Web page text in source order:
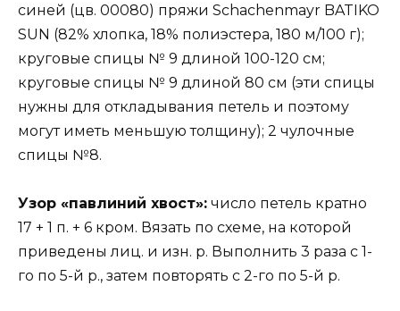
синей (цв. 00080) пряжи Schachenmayr BATIKO
SUN (82% хлопка, 18% полиэстера, 180 м/100 г);
круговые спицы № 9 длиной 100-120 см;
круговые спицы № 9 длиной 80 см (эти спицы
нужны для откладывания петель и поэтому
могут иметь меньшую толщину); 2 чулочные
спицы №8.
Узор «павлиний хвост»: число петель кратно
17 + 1 п. + 6 кром. Вязать по схеме, на которой
приведены лиц. и изн. р. Выполнить 3 раза с 1-
го по 5-й р., затем повторять с 2-го по 5-й р.